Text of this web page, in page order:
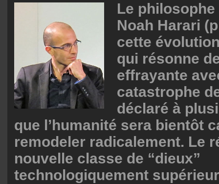
Le
Noah Harari
cette
qui résonne
effrayante
catastrophe
déclaré à
que l’humanité sera bientôt
remodeler radicalement. Le
nouvelle classe de “dieux”
technologiquement